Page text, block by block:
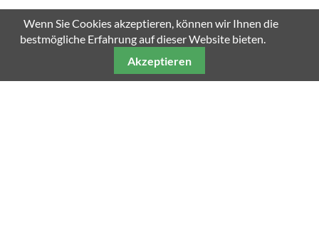
Wenn Sie Cookies akzeptieren, können wir Ihnen die
bestmögliche Erfahrung auf dieser Website bieten.
Akzeptieren